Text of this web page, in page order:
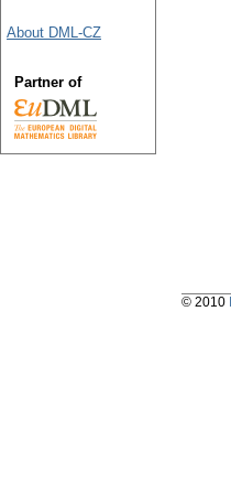
About DML-CZ
Partner of
© 2010